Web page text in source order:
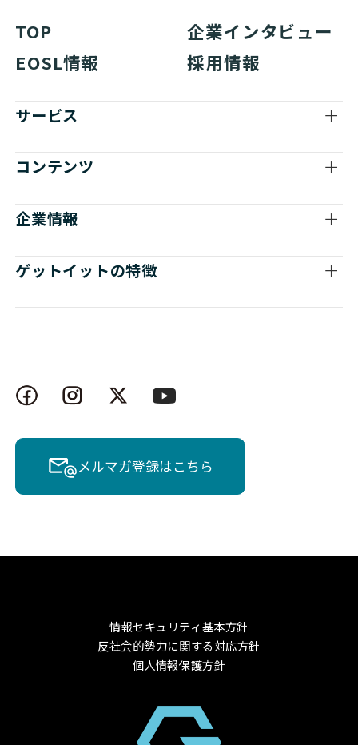
TOP
企業インタビュー
EOSL情報
採用情報
サービス
コンテンツ
企業情報
ゲットイットの特徴
メルマガ登録はこちら
情報セキュリティ基本方針
反社会的勢力に関する対応方針
個人情報保護方針